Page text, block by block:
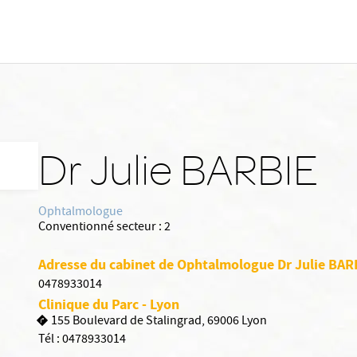
Dr Julie BARBIE
Ophtalmologue
Conventionné secteur :2
Adresse du cabinet de Ophtalmologue Dr Julie
0478933014
Clinique du Parc - Lyon
155 Boulevard de Stalingrad, 69006 Lyon
Tél :0478933014